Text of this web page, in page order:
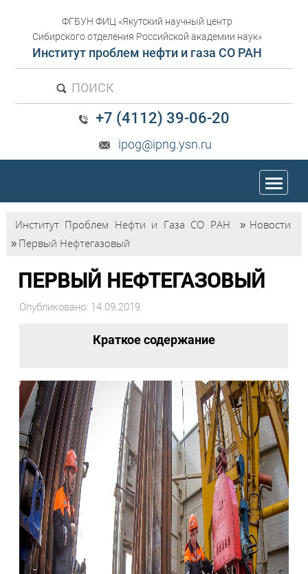
ФГБУН ФИЦ «Якутский научный центр
Сибирского отделения Российской академии наук»
Институт проблем нефти и газа СО РАН
ПОИСК
+7 (4112) 39-06-20
ipog@ipng.ysn.ru
trk
Институт Проблем Нефти и Газа СО РАН » Новости
»Первый Нефтегазовый
ПЕРВЫЙ НЕФТЕГАЗОВЫЙ
Опубликовано: 14.09.2019
Краткое содержание